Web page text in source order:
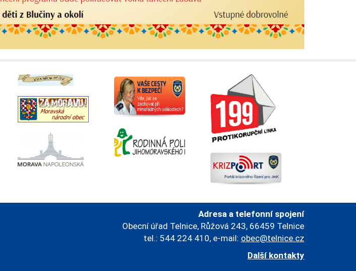
Adresa a telefonní spojení
Obecní úřad Telnice, Růžová 243, 66459 Telnice
tel.: 544 224 410, e-mail: obec@telnice.cz
Další kontakty